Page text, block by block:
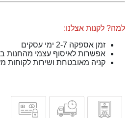
למה? לקנות אצלנו:
זמן אספקה 2-7 ימי עסקים
אפשרות לאיסוף עצמי מהחנות
קניה מאובטחת ושירות לקוחות